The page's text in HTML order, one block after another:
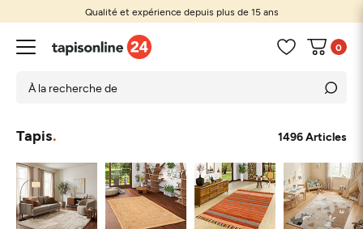
Qualité et expérience depuis plus de 15 ans
Tapis sur mesure
0
Tapis 1496 Articles